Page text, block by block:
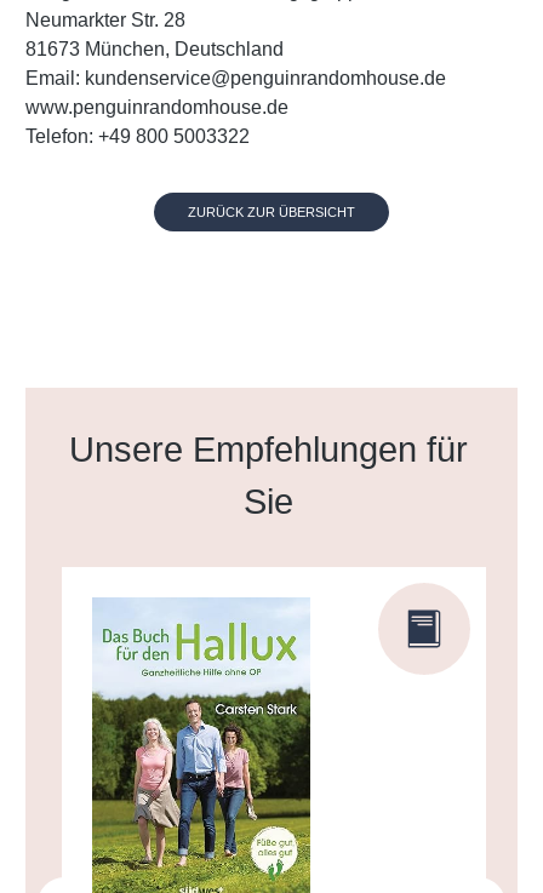
Neumarkter Str. 28
81673 München, Deutschland
Email: kundenservice@penguinrandomhouse.de
www.penguinrandomhouse.de
Telefon: +49 800 5003322
ZURÜCK ZUR ÜBERSICHT
Produktgalerie überspringen
Unsere Empfehlungen für
Sie